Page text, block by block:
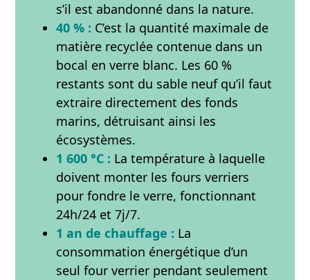
s’il est abandonné dans la nature.
40 % : C’est la quantité maximale de
matière recyclée contenue dans un
bocal en verre blanc. Les 60 %
restants sont du sable neuf qu’il faut
extraire directement des fonds
marins, détruisant ainsi les
écosystèmes.
1 600 °C : La température à laquelle
doivent monter les fours verriers
pour fondre le verre, fonctionnant
24h/24 et 7j/7.
1 an de chauffage : La
consommation énergétique d’un
seul four verrier pendant seulement